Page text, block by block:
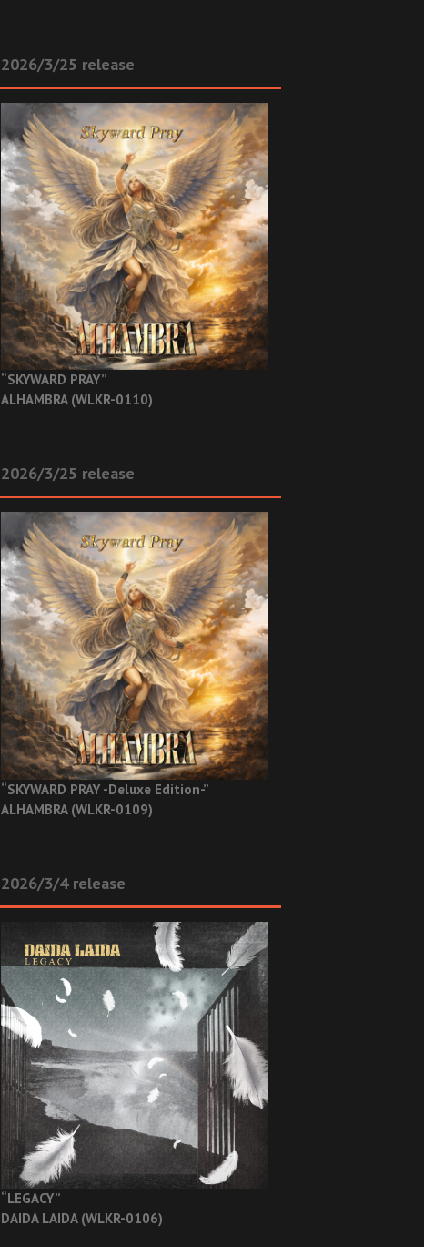
2026/3/25 release
“SKYWARD PRAY”
ALHAMBRA (WLKR-0110)
2026/3/25 release
“SKYWARD PRAY -Deluxe Edition-”
ALHAMBRA (WLKR-0109)
2026/3/4 release
“LEGACY”
DAIDA LAIDA (WLKR-0106)